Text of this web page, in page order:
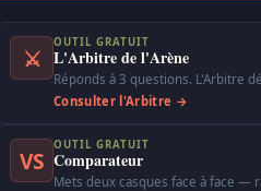
⚔
OUTIL GRATUIT
L'Arbitre de l'Arène
Réponds à 3 questions. L'Arbitre
Consulter l'Arbitre →
VS
OUTIL GRATUIT
Comparateur
Mets deux casques face à face —